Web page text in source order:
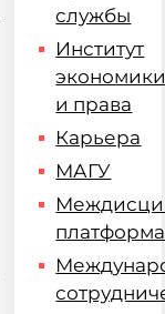
службы
Институт
и права
Карьера
МАГУ
платформа